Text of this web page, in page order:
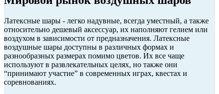
Латексные шары - легко надувные, всегда уместный, а также
относительно дешевый аксессуар, их наполняют гелием или
воздухом в зависимости от предназначения. Латексные
воздушные шары доступны в различных формах и
разнообразных размерах помимо цветов. Их все чаще
используют в развлекательных целях, но также они
“принимают участие” в современных играх, квестах и
соревнованиях.